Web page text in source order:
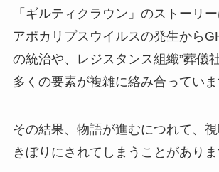
「ギルティクラウン」のストーリ
アポカリプスウイルスの発生から
の統治や、レジスタンス組織”葬儀
多くの要素が複雑に絡み合っていま
その結果、物語が進むにつれて、
きぼりにされてしまうことがありま